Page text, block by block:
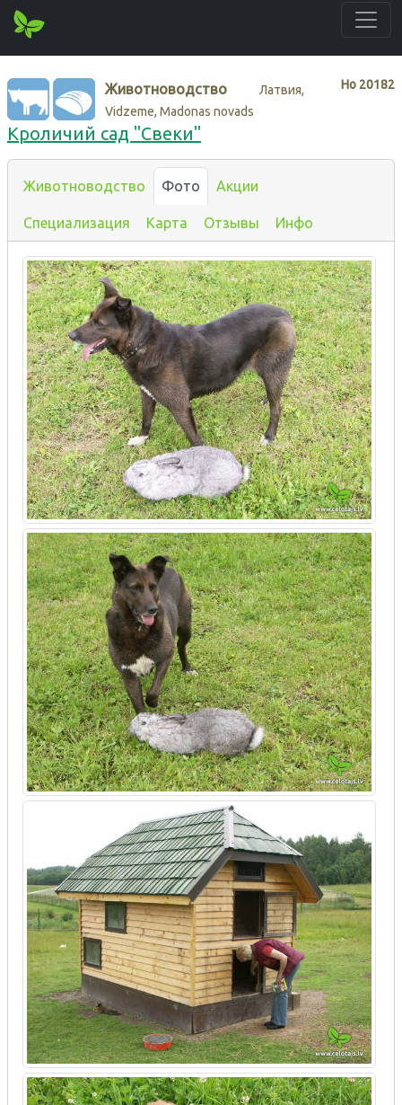
Нo 20182
Животноводство
Латвия,
Vidzeme, Madonas novads
Кроличий сад "Свеки"
Животноводство Фото Акции
Специализация Карта Отзывы Инфо